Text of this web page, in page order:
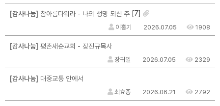
[감사나눔] 참아름다워라 - 나의 생명 되신 주 [7]
이홍기 2026.07.05 1908
[감사나눔] 평촌새순교회 - 장진규목사
장귀일 2026.07.05 2329
[감사나눔] 대중교통 안에서
최효종 2026.06.21 2792